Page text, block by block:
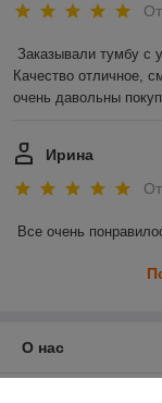
Заказывали тумбу с
Качество отличное,
очень давольны
Ирина
Все очень
О нас